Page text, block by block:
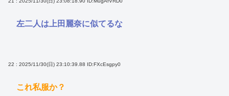
左二人は上田麗奈に似てるな
22 : 2025/11/30(日) 23:10:39.88 ID:FXcEsgpy0
これ私服か？